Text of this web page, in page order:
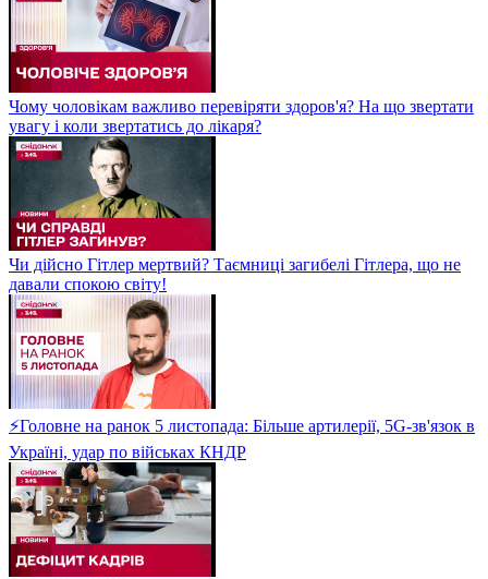
Чому чоловікам важливо перевіряти здоров'я? На що звертати
увагу і коли звертатись до лікаря?
Чи дійсно Гітлер мертвий? Таємниці загибелі Гітлера, що не
давали спокою світу!
⚡Головне на ранок 5 листопада: Більше артилерії, 5G-зв'язок в
Україні, удар по військах КНДР